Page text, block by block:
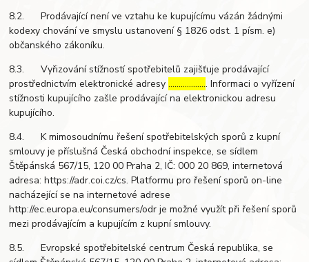
8.2. Prodávající není ve vztahu ke kupujícímu vázán žádnými
kodexy chování ve smyslu ustanovení § 1826 odst. 1 písm. e)
občanského zákoníku.
8.3. Vyřizování stížností spotřebitelů zajišťuje prodávající
prostřednictvím elektronické adresy………………. Informaci o vyřízení
stížnosti kupujícího zašle prodávající na elektronickou adresu
kupujícího.
8.4. K mimosoudnímu řešení spotřebitelských sporů z kupní
smlouvy je příslušná Česká obchodní inspekce, se sídlem
Štěpánská 567/15, 120 00 Praha 2, IČ: 000 20 869, internetová
adresa: https://adr.coi.cz/cs. Platformu pro řešení sporů on-line
nacházející se na internetové adrese
http://ec.europa.eu/consumers/odr je možné využít při řešení sporů
mezi prodávajícím a kupujícím z kupní smlouvy.
8.5. Evropské spotřebitelské centrum Česká republika, se